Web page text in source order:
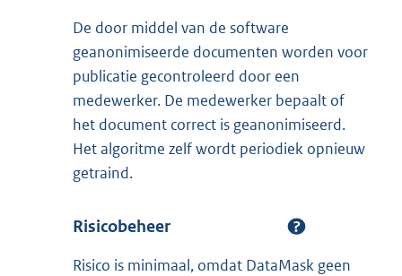
De door middel van de software
geanonimiseerde documenten worden voor
publicatie gecontroleerd door een
medewerker. De medewerker bepaalt of
het document correct is geanonimiseerd.
Het algoritme zelf wordt periodiek opnieuw
getraind.
Risicobeheer
Risico is minimaal, omdat DataMask geen